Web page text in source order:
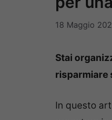
18 Maggio
Stai
risparmiare
In questo